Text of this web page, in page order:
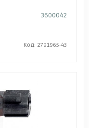
3600042
Код: 2791965-43